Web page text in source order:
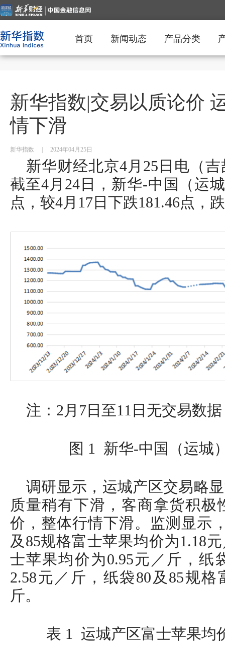
首页 新闻动态 产品分类
新华指数|交易以质论价
情下滑
新华指数 2024年04月25日
新华财经北京4月25日电（
截至4月24日，新华-中国（运
点，较4月17日下跌181.46点，
注：2月7日至11日无交易数
图 1 新华-中国（运城
调研显示，运城产区交易略
质量稍有下滑，客商拿货积极
价，整体行情下滑。监测显示
及85规格富士苹果均价为1.18
士苹果均价为0.95元／斤，纸
2.58元／斤，纸袋80及85规
斤。
表 1 运城产区富士苹果均